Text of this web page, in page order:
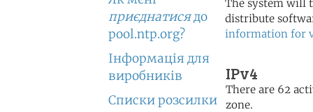
приєднатисядо
pool.ntp.org?
Інформація для
виробників
Списки розсилки
The system will
distribute
information for
IPv4
There are 62
zone.